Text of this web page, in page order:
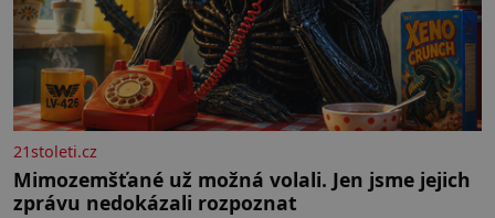
21stoleti.cz
Mimozemšťané už možná volali. Jen jsme jejich
zprávu nedokázali rozpoznat